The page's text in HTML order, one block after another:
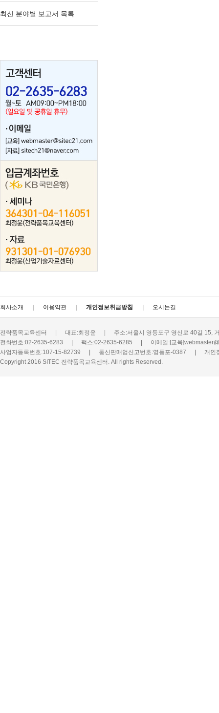
최신 분야별 보고서 목록
회사소개 이용약관 개인정보취급방침 오시는길
전략품목교육센터 대표:최정윤
주소:서울시 영등포구 영신로 40길 15,
전화번호:02-2635-6283
팩스:02-2635-6285
이메일:[교육
사업자등록번호:107-15-82739
통신판매업신고번호:영등포-0387
개인
Copyright 2016 SITEC 전략품목교육센터. All rights Reserved.